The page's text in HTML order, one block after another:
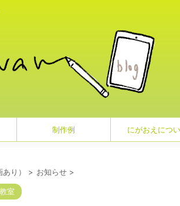
制作例 にがおえにつ
り） > お知らせ >
室